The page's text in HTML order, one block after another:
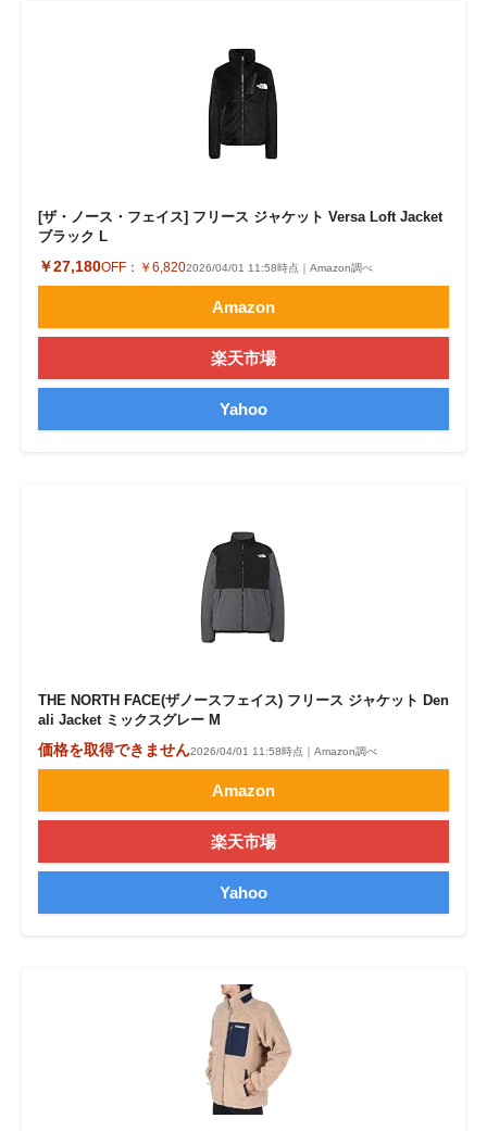
[ザ・ノース・フェイス] フリース ジャケット Versa Loft Jacket
ブラック L
￥27,180OFF： ￥6,8202026/04/01 11:58時点｜Amazon調べ
Amazon
楽天市場
Yahoo
THE NORTH FACE(ザノースフェイス) フリース ジャケット Den
ali Jacket ミックスグレー M
価格を取得できません2026/04/01 11:58時点｜Amazon調べ
Amazon
楽天市場
Yahoo